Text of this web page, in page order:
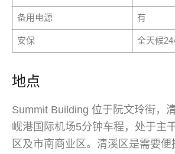
备用电源 有
安保 全天候
地点
Summit Building 位于阮文玲街，
岘港国际机场5分钟车程，处于主
区及市南商业区。清溪区是需要便